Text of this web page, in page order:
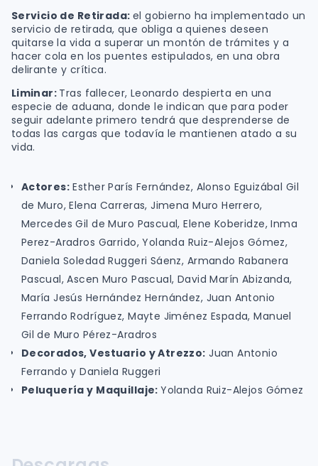
Servicio de Retirada: el gobierno ha implementado un
servicio de retirada, que obliga a quienes deseen
quitarse la vida a superar un montón de trámites y a
hacer cola en los puentes estipulados, en una obra
delirante y crítica.
Liminar: Tras fallecer, Leonardo despierta en una
especie de aduana, donde le indican que para poder
seguir adelante primero tendrá que desprenderse de
todas las cargas que todavía le mantienen atado a su
vida.
Actores: Esther París Fernández, Alonso Eguizábal Gil
de Muro, Elena Carreras, Jimena Muro Herrero,
Mercedes Gil de Muro Pascual, Elene Koberidze, Inma
Perez-Aradros Garrido, Yolanda Ruiz-Alejos Gómez,
Daniela Soledad Ruggeri Sáenz, Armando Rabanera
Pascual, Ascen Muro Pascual, David Marín Abizanda,
María Jesús Hernández Hernández, Juan Antonio
Ferrando Rodríguez, Mayte Jiménez Espada, Manuel
Gil de Muro Pérez-Aradros
Decorados, Vestuario y Atrezzo: Juan Antonio
Ferrando y Daniela Ruggeri
Peluquería y Maquillaje:Yolanda Ruiz-Alejos Gómez